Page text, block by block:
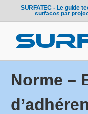
SURFATEC - Le guide
surfaces par
Norme –